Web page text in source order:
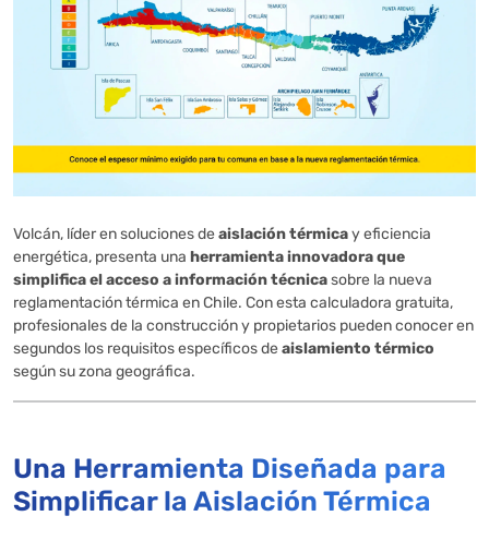
Volcán, lí­der en soluciones deaislación térmicay eficiencia
energética, presenta una herramienta innovadora que
simplifica el acceso a información técnicasobre la nueva
reglamentación térmica en Chile. Con esta calculadora gratuita,
profesionales de la construcción y propietarios pueden conocer en
segundos los requisitos específicos deaislamiento térmico
según su zona geográfica.
Una Herramienta Diseñada para
Simplificar la Aislación Térmica